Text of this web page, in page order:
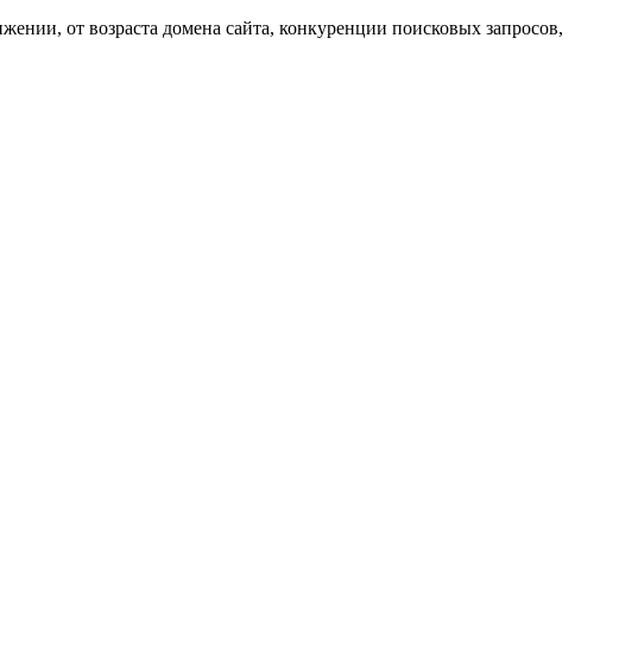
от возраста домена сайта, конкуренции поисковых запросов,